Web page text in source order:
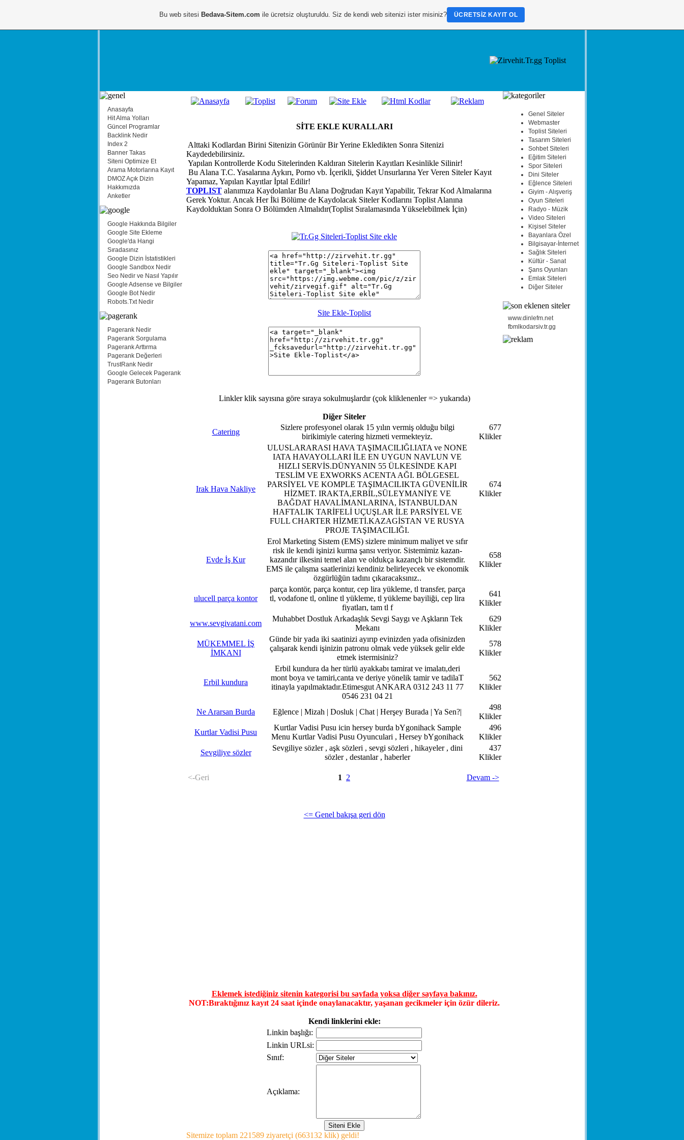
Anasayfa
Hit Alma Yolları
Güncel Programlar
Backlink Nedir
Index 2
Banner Takas
Siteni Optimize Et
Arama Motorlarına Kayıt
DMOZ Açık Dizin
Hakkımızda
Anketler
Google Hakkında Bilgiler
Google Site Ekleme
Google'da Hangi
Sıradasınız
Google Dizin İstatistikleri
Google Sandbox Nedir
Seo Nedir ve Nasıl Yapılır
Google Adsense ve Bilgiler
Google Bot Nedir
Robots.Txt Nedir
Pagerank Nedir
Pagerank Sorgulama
Pagerank Arttırma
Pagerank Değerleri
TrustRank Nedir
Google Gelecek Pagerank
Pagerank Butonları
SİTE EKLE KURALLARI
Alttaki Kodlardan Birini Sitenizin Görünür Bir Yerine Ekledikten Sonra Sitenizi
Kaydedebilirsiniz.
Yapılan Kontrollerde Kodu Sitelerinden Kaldıran Sitelerin Kayıtları Kesinlikle Silinir!
Bu Alana T.C. Yasalarına Aykırı, Porno vb. İçerikli, Şiddet Unsurlarına Yer Veren Siteler Kayıt
Yapamaz, Yapılan Kayıtlar İptal Edilir!
TOPLISTalanımıza Kaydolanlar Bu Alana Doğrudan Kayıt Yapabilir, Tekrar Kod Almalarına
Gerek Yoktur. Ancak Her İki Bölüme de Kaydolacak Siteler Kodlarını Toplist Alanına
Kaydolduktan Sonra O Bölümden Almalıdır(Toplist Sıralamasında Yükselebilmek İçin)
Site Ekle-Toplist
Linkler klik sayısına göre sıraya sokulmuşlardır (çok kliklenenler => yukarıda)
Diğer Siteler
Catering
Sizlere profesyonel olarak 15 yılın vermiş olduğu bilgi
birikimiyle catering hizmeti vermekteyiz.
677
Klikler
Irak Hava Nakliye
ULUSLARARASI HAVA TAŞIMACILIĞI.IATA ve NONE
IATA HAVAYOLLARI İLE EN UYGUN NAVLUN VE
HIZLI SERVİS.DÜNYANIN 55 ÜLKESİNDE KAPI
TESLİM VE EXWORKS ACENTA AĞI. BÖLGESEL
PARSİYEL VE KOMPLE TAŞIMACILIKTA GÜVENİLİR
HİZMET. IRAKTA,ERBİL,SÜLEYMANİYE VE
BAĞDAT HAVALİMANLARINA, İSTANBULDAN
HAFTALIK TARİFELİ UÇUŞLAR İLE PARSİYEL VE
FULL CHARTER HİZMETİ.KAZAGİSTAN VE RUSYA
PROJE TAŞIMACILIĞI.
674
Klikler
Evde İş Kur
Erol Marketing Sistem (EMS) sizlere minimum maliyet ve sıfır
risk ile kendi işinizi kurma şansı veriyor. Sistemimiz kazan-
kazandır ilkesini temel alan ve oldukça kazançlı bir sistemdir.
EMS ile çalışma saatlerinizi kendiniz belirleyecek ve ekonomik
özgürlüğün tadını çıkaracaksınız..
658
Klikler
ulucell parça kontor
parça kontör, parça kontur, cep lira yükleme, tl transfer, parça
tl, vodafone tl, online tl yükleme, tl yükleme bayiliği, cep lira
fiyatları, tam tl f
641
Klikler
www.sevgivatani.com
Muhabbet Dostluk Arkadaşlık Sevgi Saygı ve Aşkların Tek
Mekanı
629
Klikler
MÜKEMMEL İŞ
İMKANI
Günde bir yada iki saatinizi ayırıp evinizden yada ofisinizden
çalışarak kendi işinizin patronu olmak vede yüksek gelir elde
etmek istermisiniz?
578
Klikler
Erbil kundura
Erbil kundura da her türlü ayakkabı tamirat ve imalatı,deri
mont boya ve tamiri,canta ve deriye yönelik tamir ve tadilaT
itinayla yapılmaktadır.Etimesgut ANKARA 0312 243 11 77
0546 231 04 21
562
Klikler
Ne Ararsan Burda Eğlence | Mizah | Dosluk | Chat | Herşey Burada | Ya Sen?|
498
Klikler
Kurtlar Vadisi Pusu
Kurtlar Vadisi Pusu icin hersey burda bYgonihack Sample
Menu Kurtlar Vadisi Pusu Oyunculari , Hersey bYgonihack
496
Klikler
Sevgiliye sözler
Sevgiliye sözler , aşk sözleri , sevgi sözleri , hikayeler , dini
sözler , destanlar , haberler
437
Klikler
<-Geri 1 2 Devam ->
<= Genel bakışa geri dön
Eklemek istediğiniz sitenin kategorisi bu sayfada yoksa diğer sayfaya bakınız.
NOT:Bıraktığınız kayıt 24 saat içinde onaylanacaktır, yaşanan gecikmeler için özür dileriz.
Kendi linklerini ekle:
Linkin başlığı:
Linkin URLsi:
Sınıf:
Açıklama:
Sitemize toplam 221589 ziyaretçi (663132 klik) geldi!
Genel Siteler
Webmaster
Toplist Siteleri
Tasarım Siteleri
Sohbet Siteleri
Eğitim Siteleri
Spor Siteleri
Dini Siteler
Eğlence Siteleri
Giyim - Alışveriş
Oyun Siteleri
Radyo - Müzik
Video Siteleri
Kişisel Siteler
Bayanlara Özel
Bilgisayar-İnternet
Sağlık Siteleri
Kültür - Sanat
Şans Oyunları
Emlak Siteleri
Diğer Siteler
www.dinlefm.net
fbmlkodarsiv.tr.gg
Bu web sitesi Bedava-Sitem.com ile ücretsiz oluşturuldu. Siz de kendi web sitenizi ister misiniz? ÜCRETSIZ KAYIT OL